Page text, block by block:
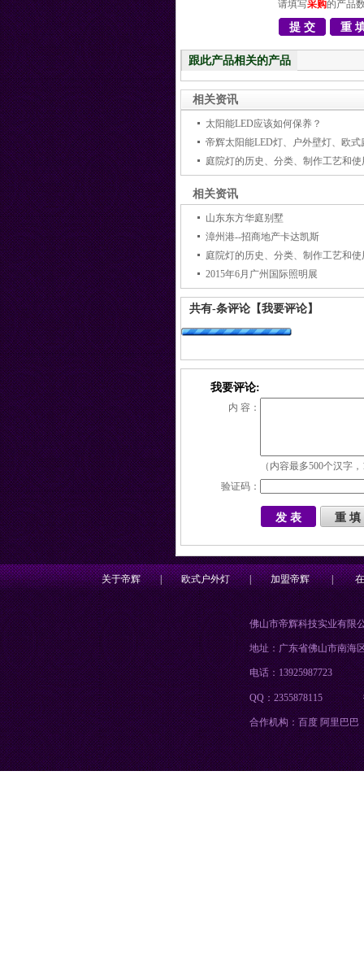
请填写采购的产品
跟此产品相关的产品
相关资讯
太阳能LED应该如何保养？
庭院灯的历史、分类、制作工艺和使
相关资讯
山东东方华庭别墅
漳州港--招商地产卡达凯斯
庭院灯的历史、分类、制作工艺和使
2015年6月广州国际照明展
共有-条评论 【我要评论】
我要评论:
内 容：
（内容最多500个汉字
验证码：
关于帝辉 | 欧式户外灯 | 加盟帝辉 |
佛山市帝辉科技实业有限
地址：广东省佛山市南海
电话：13925987723
QQ：2355878115
合作机构：百度 阿里巴巴